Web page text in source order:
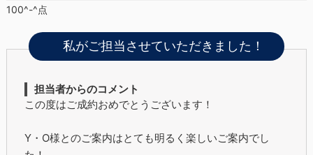
100^-^点
私がご担当させていただきました！
担当者からのコメント
この度はご成約おめでとうございます！
Y・O様とのご案内はとても明るく楽しいご案内でし